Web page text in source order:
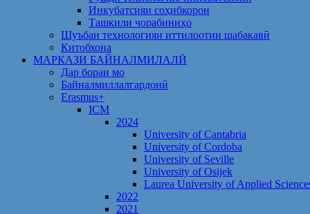
Инкубатсияи соҳибкорон
Ташкили чорабиниҳо
Шуъбаи технологияи иттилоотии шабакавӣ
Китобхона
МАРКАЗИ БАЙНАЛМИЛАЛӢ
Дар бораи мо
Байналмиллалгардонӣ
Erasmus+
ICM
2024
University of Cantabria
University of Cordoba
University of Seville
University of Osijek
Laurea University of Applied
2022
2021